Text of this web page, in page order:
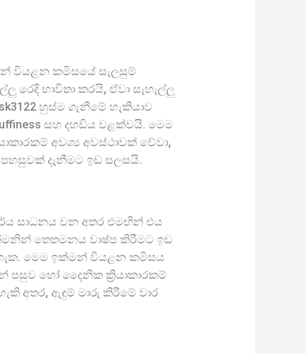
වියළන කමිසයේ සැලසුම්
රෙදි භාවිතා කරයි, ඒවා සැහැල්ලු
හුස්ම ගැනීමේ හැකියාව
සහ දහඩිය වළක්වයි. මෙම
අවශ්‍ය අවස්ථාවක් වේවා,
දැනීමට ඉඩ සලසයි.
සාධනය වන අතර එමඟින් එය
තෙතමනය වාෂ්ප කිරීමට ඉඩ
මෙම ඉක්මන් වියළන කමිසය
පසුව හෝ දෛනික ක්‍රියාකාරකම්
අතර, ඇඳුම් මාරු කිරීමේ වාර